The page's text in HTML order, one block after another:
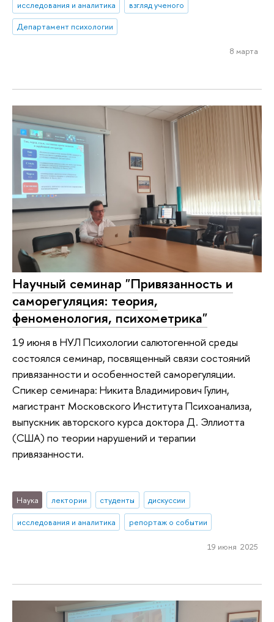
исследования и аналитика
взгляд ученого
Департамент психологии
8 марта
Научный семинар "Привязанность и
саморегуляция: теория,
феноменология, психометрика"
19 июня в НУЛ Психологии салютогенной среды
состоялся семинар, посвященный связи состояний
привязанности и особенностей саморегуляции.
Спикер семинара: Никита Владимирович Гулин,
магистрант Московского Института Психоанализа,
выпускник авторского курса доктора Д. Эллиотта
(США) по теории нарушений и терапии
привязанности.
Наука лектории студенты
дискуссии
исследования и аналитика
репортаж о событии
19 июня 2025